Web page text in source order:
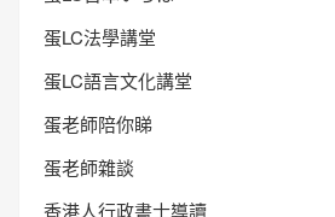
蛋LC法學講堂
蛋LC語言文化講堂
蛋老師陪你睇
蛋老師雜談
香港人行政書士導讀